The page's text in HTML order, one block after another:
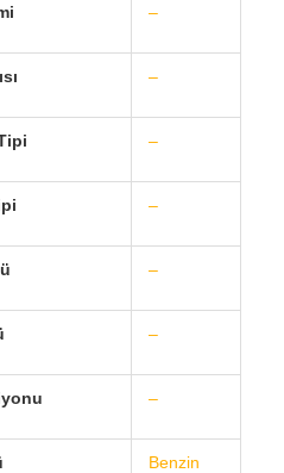
–
–
–
–
–
–
–
Benzin